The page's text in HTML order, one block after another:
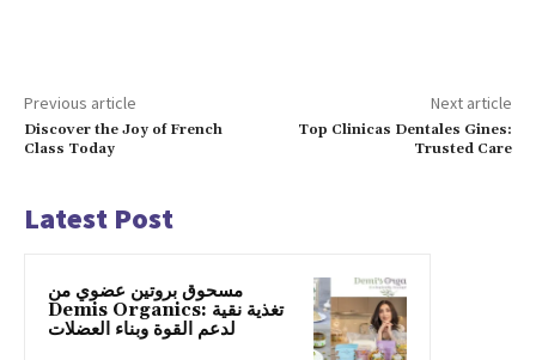
Previous article
Discover the Joy of French
Class Today
Next article
Top Clinicas Dentales Gines:
Trusted Care
Latest Post
مسحوق بروتين عضوي من
Demis Organics: تغذية نقية
لدعم القوة وبناء العضلات